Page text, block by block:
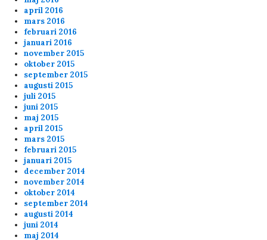
april 2016
mars 2016
februari 2016
januari 2016
november 2015
oktober 2015
september 2015
augusti 2015
juli 2015
juni 2015
maj 2015
april 2015
mars 2015
februari 2015
januari 2015
december 2014
november 2014
oktober 2014
september 2014
augusti 2014
juni 2014
maj 2014